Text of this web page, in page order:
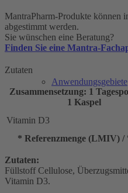
Anwendungsgebiete
MantraPharm-Produkte können
abgestimmt werden.
Sie wünschen eine Beratung?
Finden Sie eine Mantra-
Zutaten
Zusammensetzung: 1
1 Kaspel
Vitamin D3
* Referenzmenge (LMIV)
Zutaten:
Füllstoff Cellulose,
Vitamin D3.